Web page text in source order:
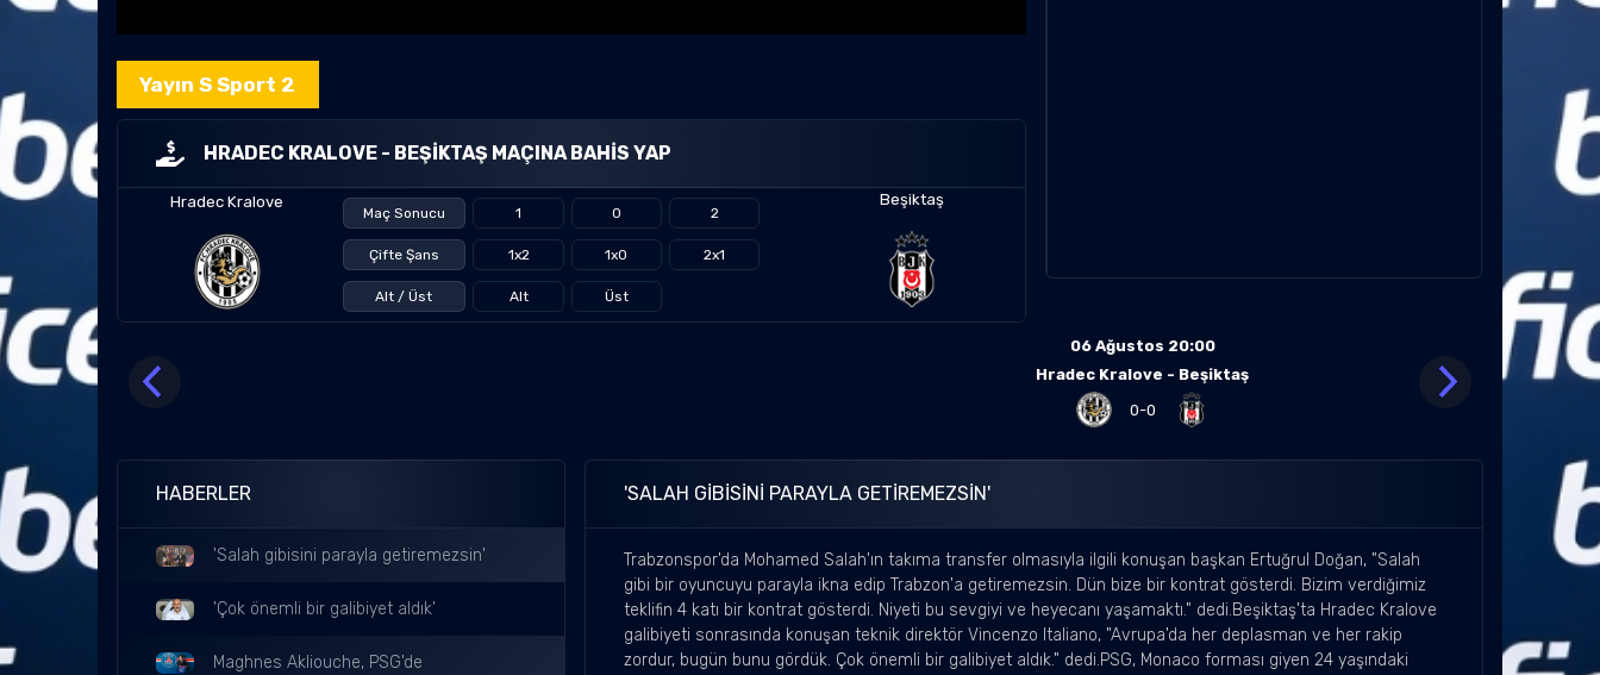
Yayın S Sport 2
HRADEC KRALOVE - BEŞIKTAŞ MAÇINA BAHIS YAP
Hradec Kralove
Maç Sonucu 1 0 2
Çifte Şans 1x2 1x0 2x1
Alt / Üst Alt Üst
Beşiktaş
06 Ağustos 20:00
Hradec Kralove - Beşiktaş
0-0
HABERLER 'SALAH GIBISINI PARAYLA GETIREMEZSIN'
'Salah gibisini parayla getiremezsin'
'Çok önemli bir galibiyet aldık'
Maghnes Akliouche, PSG'de
Trabzonspor'da Mohamed Salah'ın takıma transfer olmasıyla ilgili konuşan başkan Ertuğrul Doğan, "Salah
gibi bir oyuncuyu parayla ikna edip Trabzon'a getiremezsin. Dün bize bir kontrat gösterdi. Bizim verdiğimiz
teklifin 4 katı bir kontrat gösterdi. Niyeti bu sevgiyi ve heyecanı yaşamaktı." dedi.Beşiktaş'ta Hradec Kralove
galibiyeti sonrasında konuşan teknik direktör Vincenzo Italiano, "Avrupa'da her deplasman ve her rakip
zordur, bugün bunu gördük. Çok önemli bir galibiyet aldık." dedi.PSG, Monaco forması giyen 24 yaşındaki